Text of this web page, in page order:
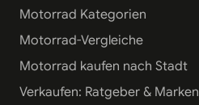
Motorrad Kategorien
Motorrad-Vergleiche
Motorrad kaufen nach Stadt
Verkaufen: Ratgeber & Marken